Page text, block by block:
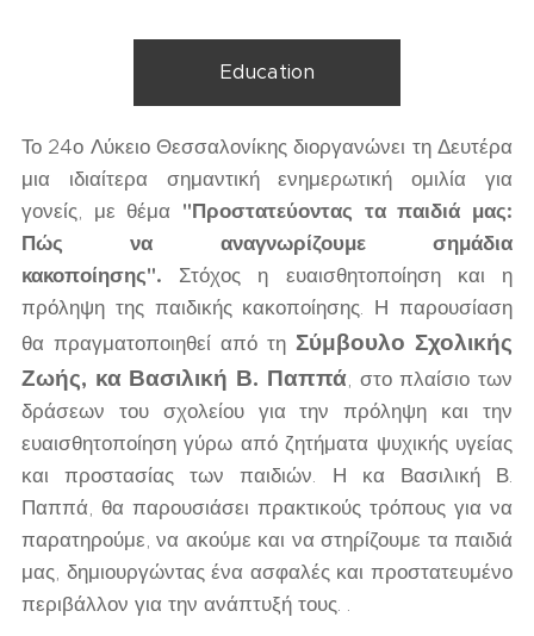
Education
Το 24ο Λύκειο Θεσσαλονίκης διοργανώνει τη Δευτέρα
μια ιδιαίτερα σημαντική ενημερωτική ομιλία για
γονείς, με θέμα "Προστατεύοντας τα παιδιά μας:
Πώς να αναγνωρίζουμε σημάδια
κακοποίησης". Στόχος η ευαισθητοποίηση και η
πρόληψη της παιδικής κακοποίησης. Η παρουσίαση
θα πραγματοποιηθεί από τη Σύμβουλο Σχολικής
Ζωής, κα Βασιλική Β. Παππά, στο πλαίσιο των
δράσεων του σχολείου για την πρόληψη και την
ευαισθητοποίηση γύρω από ζητήματα ψυχικής υγείας
και προστασίας των παιδιών. Η κα Βασιλική Β.
Παππά, θα παρουσιάσει πρακτικούς τρόπους για να
παρατηρούμε, να ακούμε και να στηρίζουμε τα παιδιά
μας, δημιουργώντας ένα ασφαλές και προστατευμένο
περιβάλλον για την ανάπτυξή τους. .